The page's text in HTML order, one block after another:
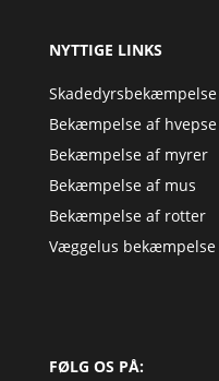
NYTTIGE LINKS
Skadedyrsbekæmpelse
Bekæmpelse af hvepse
Bekæmpelse af myrer
Bekæmpelse af mus
Bekæmpelse af rotter
Væggelus bekæmpelse
FØLG OS PÅ: